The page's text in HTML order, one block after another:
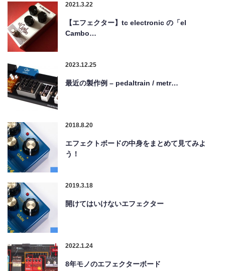
2021.3.22
【エフェクター】tc electronic の「el
Cambo…
2023.12.25
最近の製作例 – pedaltrain / metr…
2018.8.20
エフェクトボードの中身をまとめて見てみよ
う！
2019.3.18
開けてはいけないエフェクター
2022.1.24
8年モノのエフェクターボード